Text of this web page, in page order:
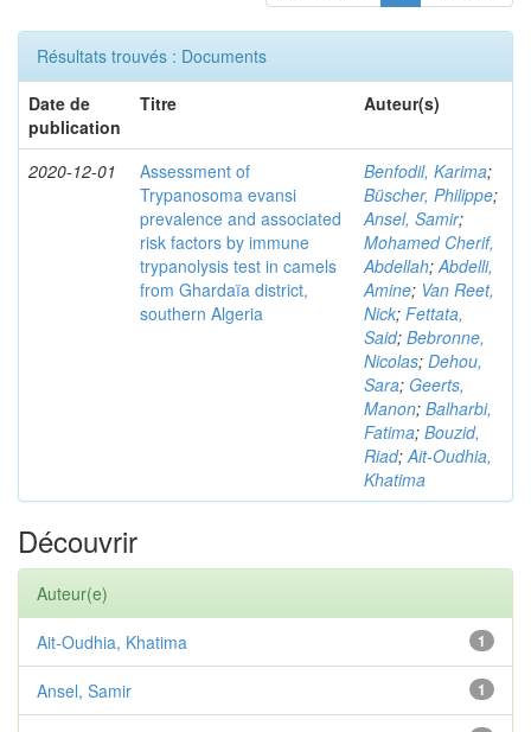
Résultats trouvés : Documents
Date de
publication
Titre Auteur(s)
2020-12-01
Assessment of
Trypanosoma evansi
prevalence and associated
risk factors by immune
trypanolysis test in camels
from Ghardaïa district,
southern Algeria
Benfodil, Karima;
Büscher, Philippe;
Ansel, Samir;
Mohamed Cherif,
Abdellah;Abdelli,
Amine; Van Reet,
Nick; Fettata,
Said; Bebronne,
Nicolas; Dehou,
Sara; Geerts,
Manon; Balharbi,
Fatima; Bouzid,
Riad;Ait-Oudhia,
Khatima
Découvrir
Auteur(e)
1
Ait-Oudhia, Khatima
1
Ansel, Samir